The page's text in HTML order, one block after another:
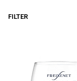
FILTER